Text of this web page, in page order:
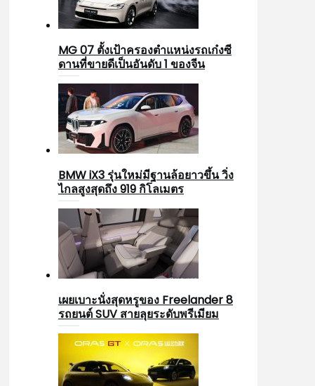
MG 07 ตั้งเป้าครองตำแหน่งรถเก๋งซี
ดานที่ขายดีเป็นอันดับ 1 ของจีน
BMW iX3 รุ่นใหม่มีฐานล้อยาวขึ้น วิ่ง
ไกลสูงสุดถึง 919 กิโลเมตร
เผยเบาะนั่งสุดหรูของ Freelander 8
รถยนต์ SUV สายลุยระดับพรีเมียม